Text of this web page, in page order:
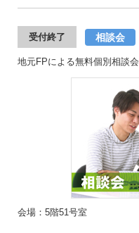
受付終了 相談会
地元FPによる無料個別相談会
会場：5階51号室